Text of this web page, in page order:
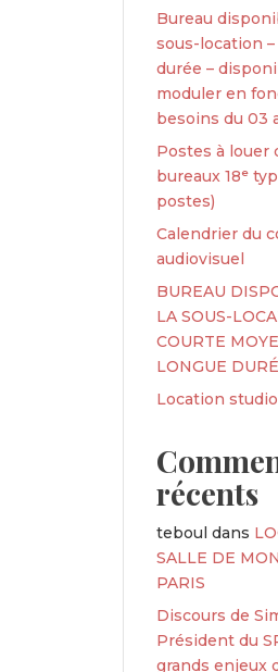
Bureau
sous-location
durée –
moduler en
besoins du 03
Postes à louer
bureaux 18ᵉ
postes)
Calendrier du
audiovisuel
BUREAU
LA SOUS-
COURTE
LONGUE
Location
récents
teboul dans
SALLE DE
PARIS
Discours de
Président du
grands enjeux